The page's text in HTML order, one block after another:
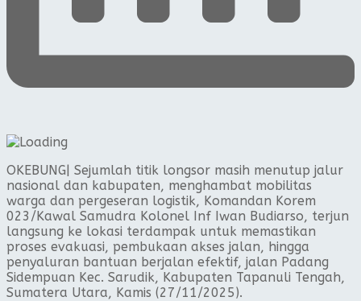
OKEBUNG| Sejumlah titik longsor masih menutup jalur
nasional dan kabupaten, menghambat mobilitas
warga dan pergeseran logistik, Komandan Korem
023/Kawal Samudra Kolonel Inf Iwan Budiarso, terjun
langsung ke lokasi terdampak untuk memastikan
proses evakuasi, pembukaan akses jalan, hingga
penyaluran bantuan berjalan efektif, jalan Padang
Sidempuan Kec. Sarudik, Kabupaten Tapanuli Tengah,
Sumatera Utara, Kamis (27/11/2025).